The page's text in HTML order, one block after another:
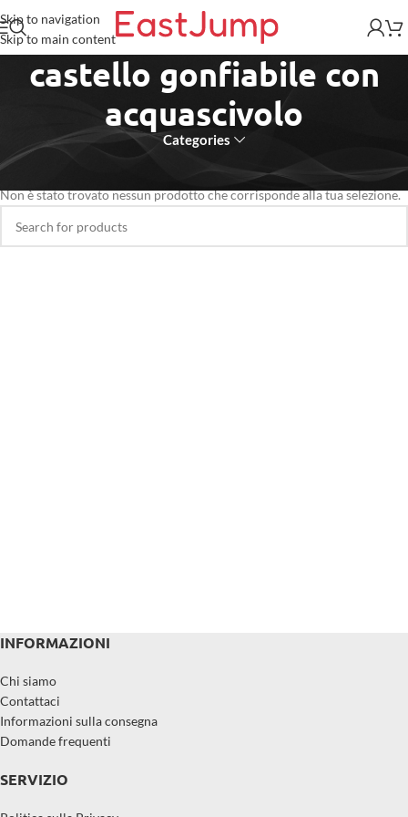
Skip to navigation
Skip to main content
castello gonfiabile con
acquascivolo
Categories
Home Prodotti taggati “castello gonfiabile con acquascivolo”
Non è stato trovato nessun prodotto che corrisponde alla tua selezione.
INFORMAZIONI
Chi siamo
Contattaci
Informazioni sulla consegna
Domande frequenti
SERVIZIO